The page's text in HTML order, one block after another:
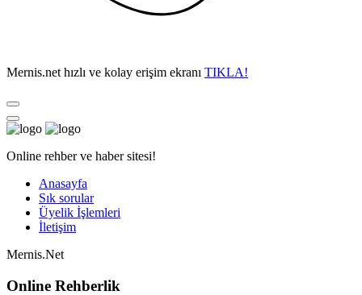
Mernis.net hızlı ve kolay erişim ekranı TIKLA!
Online rehber ve haber sitesi!
Anasayfa
Sık sorular
Üyelik İşlemleri
İletişim
Mernis.Net
Online Rehberlik